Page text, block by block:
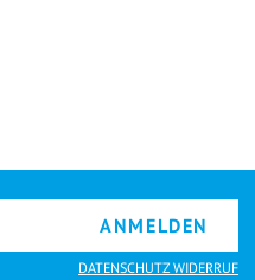
ANMELDEN
DATENSCHUTZ WIDERRUF